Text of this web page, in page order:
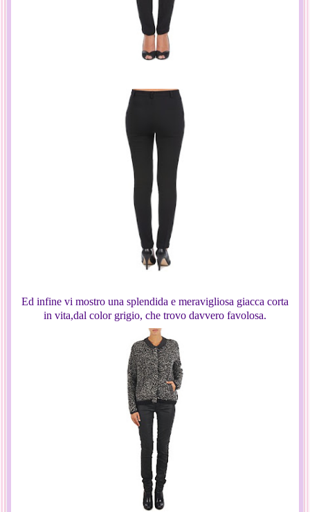
Ed infine vi mostro una splendida e meravigliosa giacca corta
in vita,dal color grigio, che trovo davvero favolosa.